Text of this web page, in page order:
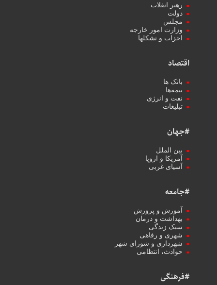
رهبر انقلاب
دولت
مجلس
وزارت امور خارجه
احزاب و تشکلها
اقتصاد
بانک ها
بیمه‌ها
نفت و انرژی
تبلیغات
#جهان
بین الملل
آمریکا و اروپا
آسیای غربی
#جامعه
آموزش و پرورش
بهداشت و درمان
سبک زندگی
شهری و رفاهی
شهرداری و شورای شهر
حوادث، انتظامی
#فرهنگی